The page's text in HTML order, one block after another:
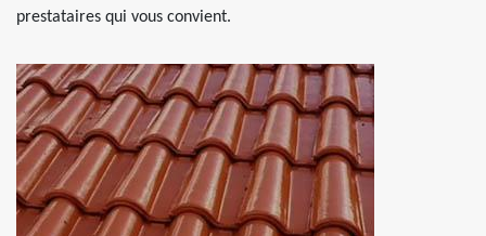
prestataires qui vous convient.